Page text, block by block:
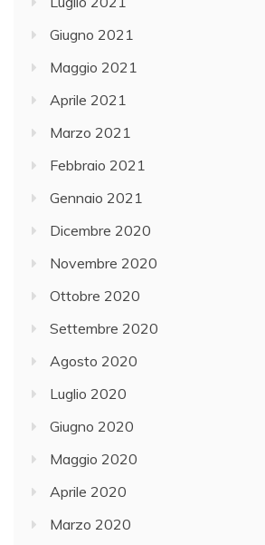
Giugno 2021
Maggio 2021
Aprile 2021
Marzo 2021
Febbraio 2021
Gennaio 2021
Dicembre 2020
Novembre 2020
Ottobre 2020
Settembre 2020
Agosto 2020
Luglio 2020
Giugno 2020
Maggio 2020
Aprile 2020
Marzo 2020